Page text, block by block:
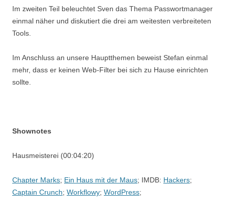
Im zweiten Teil beleuchtet Sven das Thema Passwortmanager
einmal näher und diskutiert die drei am weitesten verbreiteten
Tools.
Im Anschluss an unsere Hauptthemen beweist Stefan einmal
mehr, dass er keinen Web-Filter bei sich zu Hause einrichten
sollte.
Shownotes
Hausmeisterei (00:04:20)
Chapter Marks; Ein Haus mit der Maus; IMDB: Hackers;
Captain Crunch; Workflowy; WordPress;